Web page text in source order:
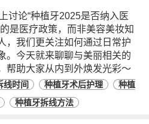
讨论“种植牙2025是否纳入医
是医疗政策，而非美容美妆知
，我们更关注如何通过日常护
。今天就来聊聊与美丽相关的
帮助大家从内到外焕发光彩～
线时间 种植牙术后护理
种植
种植牙拆线方法